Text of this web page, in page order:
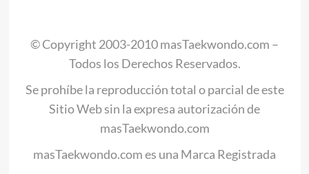
© Copyright 2003-2010 masTaekwondo.com –
Todos los Derechos Reservados.
Se prohíbe la reproducción total o parcial de este
Sitio Web sin la expresa autorización de
masTaekwondo.com
masTaekwondo.com es una Marca Registrada